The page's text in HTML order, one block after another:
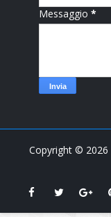
Messaggio*
Copyright © 2026